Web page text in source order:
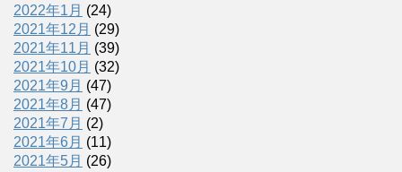
2022年1月 (24)
2021年12月 (29)
2021年11月 (39)
2021年10月 (32)
2021年9月 (47)
2021年8月 (47)
2021年7月 (2)
2021年6月 (11)
2021年5月 (26)